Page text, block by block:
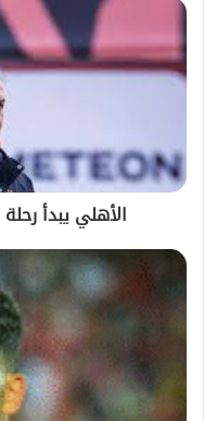
الأهلي يبدأ